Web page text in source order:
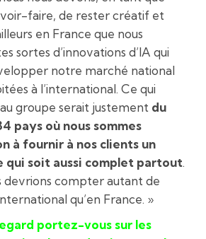
faire, de rester créatif et
en France que nous
sortes d’innovations d’IA qui
notre marché national
à l’international. Ce qui
groupe serait justement du
pays où nous sommes
à fournir à nos clients un
qui soit aussi complet partout.
devrions compter autant de
qu’en France. »
portez-vous sur les